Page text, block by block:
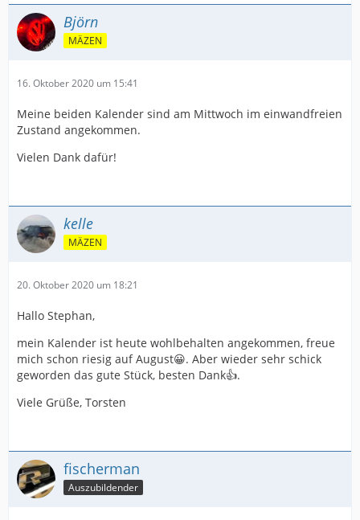
Björn
MÄZEN
16. Oktober 2020 um 15:41
Meine beiden Kalender sind am Mittwoch im einwandfreien
Zustand angekommen.
Vielen Dank dafür!
kelle
MÄZEN
20. Oktober 2020 um 18:21
Hallo Stephan,
mein Kalender ist heute wohlbehalten angekommen, freue
mich schon riesig auf August😀. Aber wieder sehr schick
geworden das gute Stück, besten Dank👍.
Viele Grüße, Torsten
fischerman
Auszubildender